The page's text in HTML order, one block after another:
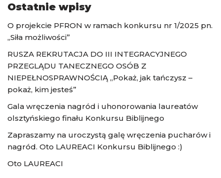
Ostatnie wpisy
O projekcie PFRON w ramach konkursu nr 1/2025 pn.
„Siła możliwości”
RUSZA REKRUTACJA DO III INTEGRACYJNEGO
PRZEGLĄDU TANECZNEGO OSÓB Z
NIEPEŁNOSPRAWNOŚCIĄ „Pokaż, jak tańczysz –
pokaż, kim jesteś”
Gala wręczenia nagród i uhonorowania laureatów
olsztyńskiego finału Konkursu Biblijnego
Zapraszamy na uroczystą galę wręczenia pucharów i
nagród. Oto LAUREACI Konkursu Biblijnego :)
Oto LAUREACI